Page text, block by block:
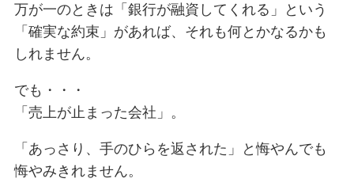
万が一のときは「銀行が融資してくれる」という
「確実な約束」があれば、それも何とかなるかも
しれません。
でも・・・
「売上が止まった会社」。
「あっさり、手のひらを返された」と悔やんでも
悔やみきれません。